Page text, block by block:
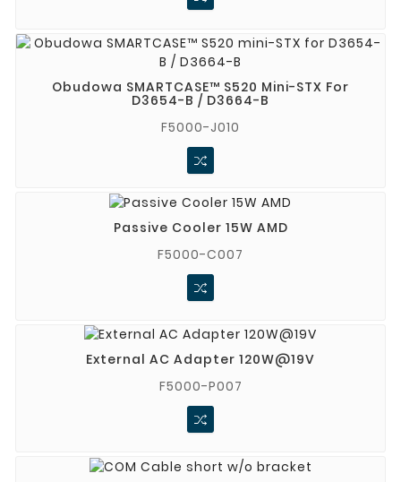
Obudowa SMARTCASE™ S520 Mini-STX For
D3654-B / D3664-B
F5000-J010
Passive Cooler 15W AMD
F5000-C007
External AC Adapter 120W@19V
F5000-P007